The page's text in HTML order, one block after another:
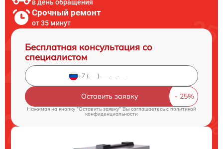
в день обращения
Срочный ремонт
от 35 минут
Бесплатная консультация со
специалистом
Оставить заявку
Нажимая на кнопку "Оставить заявку" Вы соглашаетесь cполитикой
конфиденциальности